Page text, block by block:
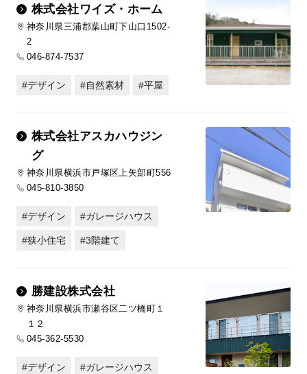
株式会社ワイズ・ホーム
神奈川県三浦郡葉山町下山口1502-
2
046-874-7537
デザイン 自然素材 平屋
株式会社アスカハウジン
グ
神奈川県横浜市戸塚区上矢部町556
045-810-3850
デザイン ガレージハウス
狭小住宅 3階建て
勝建設株式会社
神奈川県横浜市瀬谷区二ツ橋町１
１２
045-362-5530
デザイン ガレージハウス